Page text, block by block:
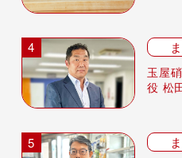
玉屋
役 松